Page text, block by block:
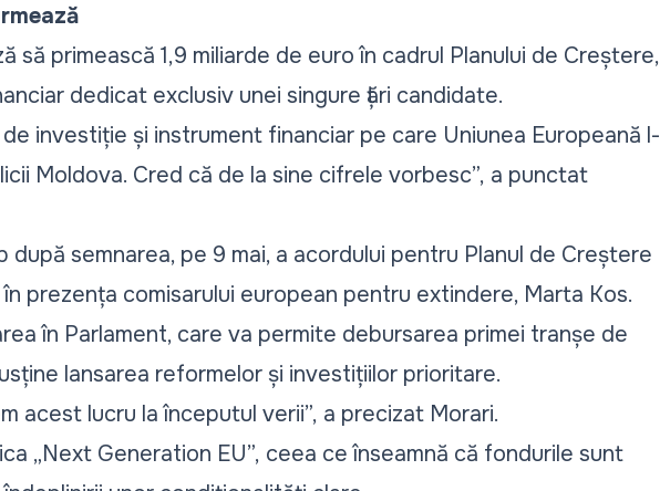
să primească 1,9 miliarde de euro în cadrul Planului de Creștere,
dedicat exclusiv unei singure țări candidate.
investiție și instrument financiar pe care Uniunea Europeană l-
Moldova. Cred că de la sine cifrele vorbesc”, a punctat
semnarea, pe 9 mai, a acordului pentru Planul de Creștere
prezența comisarului european pentru extindere, Marta Kos.
în Parlament, care va permite debursarea primei tranșe de
lansarea reformelor și investițiilor prioritare.
acest lucru la începutul verii”, a precizat Morari.
„Next Generation EU”, ceea ce înseamnă că fondurile sunt